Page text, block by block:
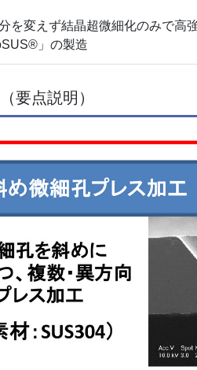
を変えず結晶超微細化のみで高
」の製造
要点説明）